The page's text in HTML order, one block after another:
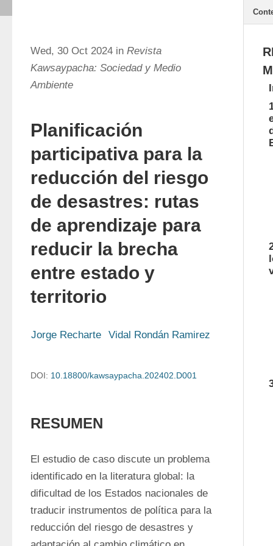
Wed, 30 Oct 2024 in Revista
Kawsaypacha: Sociedad y Medio
Ambiente
Planificación
participativa para la
reducción del riesgo
de desastres: rutas
de aprendizaje para
reducir la brecha
entre estado y
territorio
Jorge Recharte Vidal Rondán Ramirez
DOI: 10.18800/kawsaypacha.202402.D001
RESUMEN
El estudio de caso discute un problema
identificado en la literatura global: la
dificultad de los Estados nacionales de
traducir instrumentos de política para la
reducción del riesgo de desastres y